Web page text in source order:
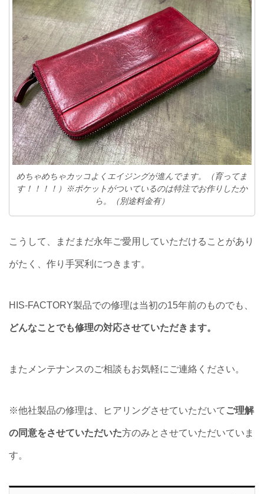
めちゃめちゃカッコよくエイジングが進んでます。（育ってま
す！！！！）※ポケットがついているのは特注でお作りしたか
ら。（別途料金有）
こうして、まだまだ永年ご愛用していただけることがあり
がたく、作り手冥利につきます。
HIS-FACTORY製品での修理は当初の15年前のものでも、
どんなことでも修理の対応させていただきます。
またメンテナンスのご相談もお気軽にご連絡ください。
※他社製品の修理は、ヒアリングさせていただいて ご理解
の同意をさせていただいた方のみとさせていただいていま
す。